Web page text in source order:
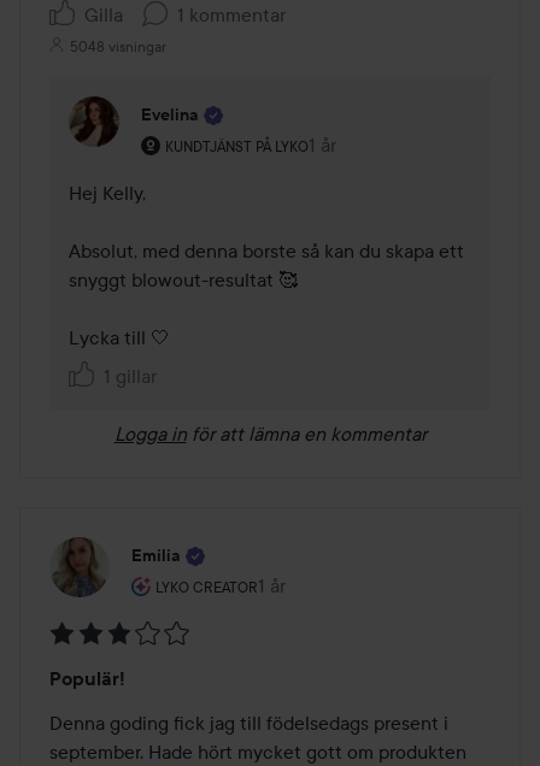
Gilla
1 kommentar
5048 visningar
Evelina
KUNDTJÄNST PÅ LYKO
Användarens roll: Kundtjänst på Lyko.
1 år
Kommentaren lades 1 år
Hej Kelly,
Absolut, med denna borste så kan du skapa ett
snyggt blowout-resultat 🥰
Lycka till 🤍
1 gillar
Logga in för att lämna en kommentar
Emilia
LYKO CREATOR
Användarens roll: Lyko Creator.
1 år
Inlägget skapades 1 år
3
av
5
Populär!
Denna goding fick jag till födelsedags present i
september. Hade hört mycket gott om produkten